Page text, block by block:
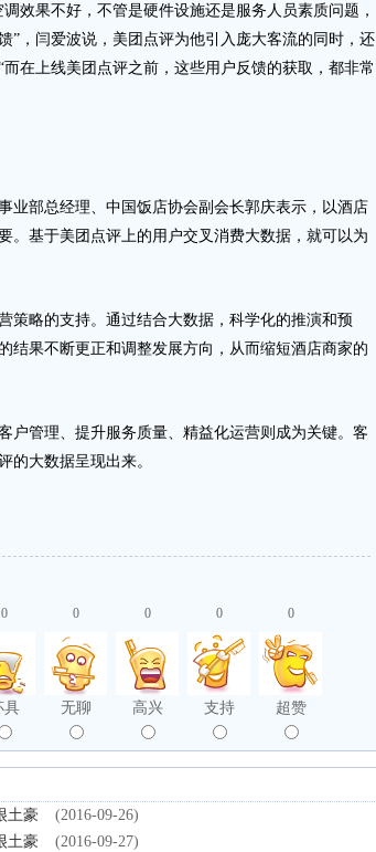
果不好，不管是硬件设施还是服务人员素质问题，
”，闫爱波说，美团点评为他引入庞大客流的同时，还
在上线美团点评之前，这些用户反馈的获取，都非常
部总经理、中国饭店协会副会长郭庆表示，以酒店
。基于美团点评上的用户交叉消费大数据，就可以为
略的支持。通过结合大数据，科学化的推演和预
结果不断更正和调整发展方向，从而缩短酒店商家的
管理、提升服务质量、精益化运营则成为关键。客
的大数据呈现出来。
0
具
0
无聊
0
高兴
0
支持
0
超赞
土豪
(2016-09-26)
土豪
(2016-09-27)